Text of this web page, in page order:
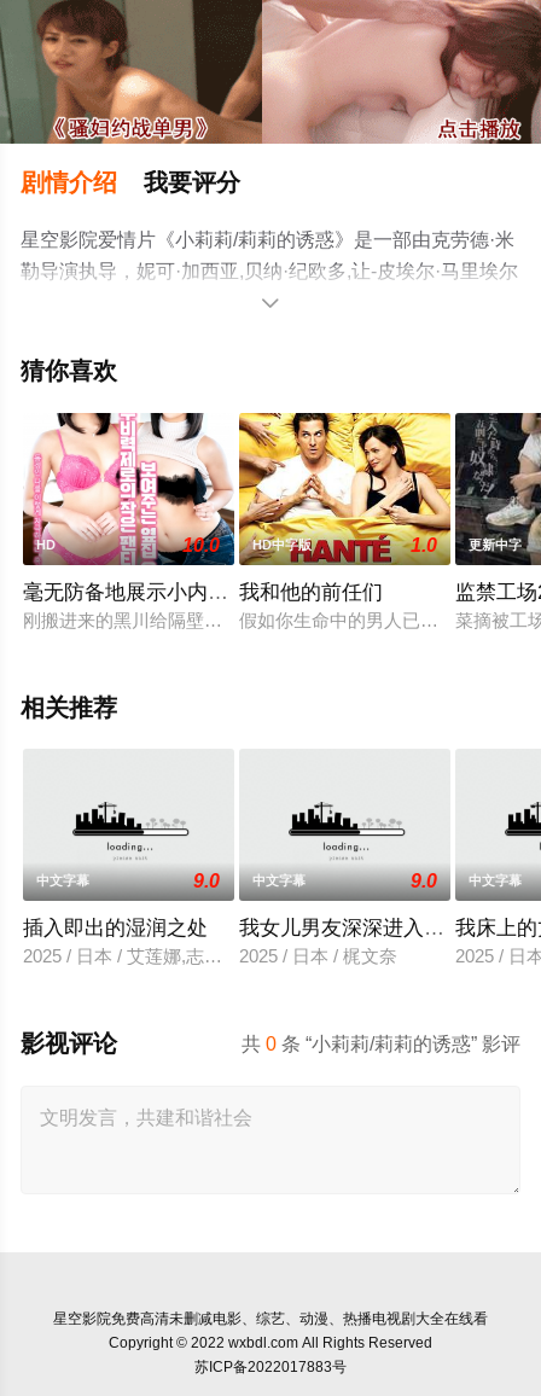
剧情介绍 我要评分
星空影院爱情片《小莉莉/莉莉的诱惑》是一部由克劳德·米
勒导演执导，妮可·加西亚,贝纳·纪欧多,让-皮埃尔·马里埃尔
等演员精彩演绎的法国电影，手机免费观看高清无删减完
瓣电影、电视猫或剧情网等平台了解。

猜你喜欢
HD 10.0
毫无防备地展示小内裤的隔壁已婚妇女
刚搬进来的黑川给隔壁邻居送上一份小礼物打招呼。当他看到
HD中字版 1.0
我和他的前任们
假如你生命中的男人已经有三位前任
更新中字
监禁工
菜摘被工
相关推荐
中文字幕 9.0
插入即出的湿润之处
2025 / 日本 / 艾莲娜,志美健
中文字幕 9.0
我女儿男友深深进入我的身体
2025 / 日本 / 梶文奈
中文字幕
我床上
2025 / 日
共0 条 “小莉莉/莉莉的诱惑” 影评
影视评论
星空影院免费高清未删减电影、综艺、动漫、热播电视剧大全在线看
Copyright © 2022 wxbdl.com All Rights Reserved
苏ICP备2022017883号